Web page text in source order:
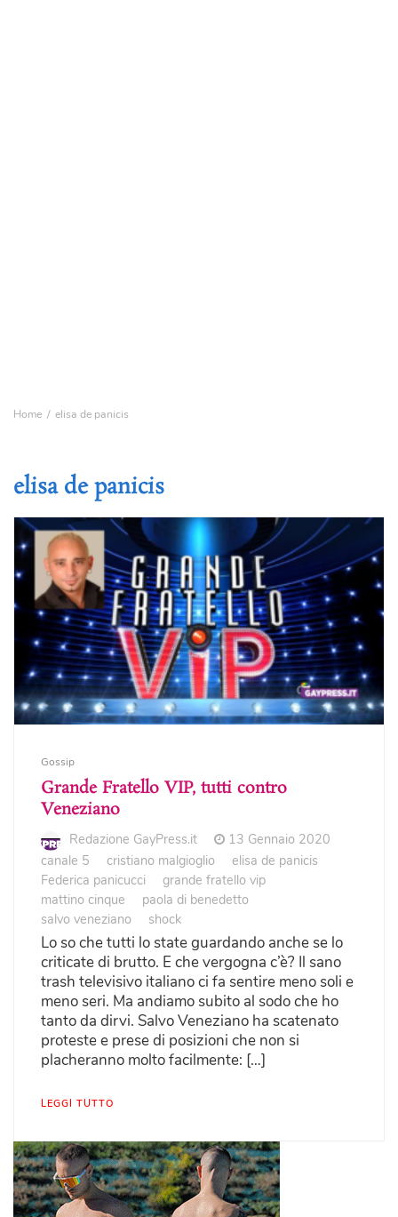
Home elisa de panicis
elisa de panicis
Gossip
Grande Fratello VIP, tutti contro
Veneziano
Redazione GayPress.it
13 Gennaio 2020
canale 5
cristiano malgioglio
elisa de panicis
Federica panicucci
grande fratello vip
mattino cinque
paola di benedetto
salvo veneziano
shock
Lo so che tutti lo state guardando anche se lo
criticate di brutto. E che vergogna c’è? Il sano
trash televisivo italiano ci fa sentire meno soli e
meno seri. Ma andiamo subito al sodo che ho
tanto da dirvi. Salvo Veneziano ha scatenato
proteste e prese di posizioni che non si
placheranno molto facilmente: […]
LEGGI TUTTO